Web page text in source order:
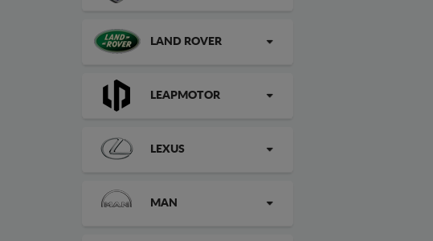
LAND ROVER
LEAPMOTOR
LEXUS
MAN